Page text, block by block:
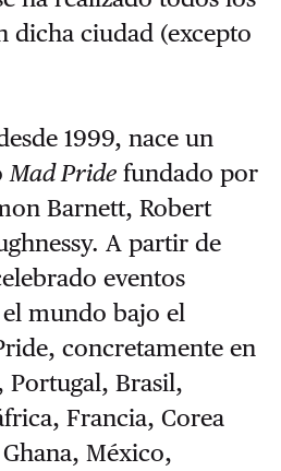
dicha ciudad (excepto
1999, nace un
Mad Pridefundado por
Barnett, Robert
A partir de
eventos
mundo bajo el
concretamente en
Portugal, Brasil,
Francia, Corea
México,